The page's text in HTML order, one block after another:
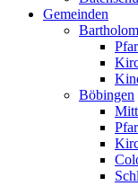
Gemeinden
Böbingen